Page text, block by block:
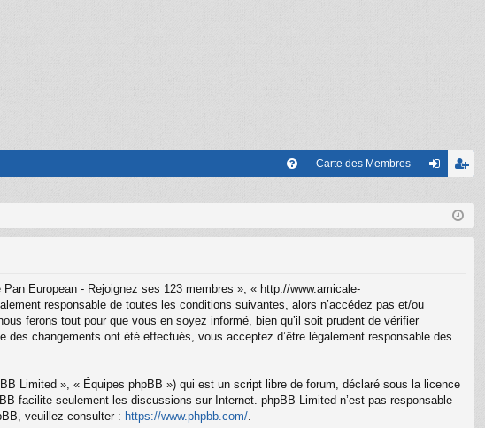
Carte des Membres
nr
European - Rejoignez ses 123 membres », « http://www.amicale-
responsable de toutes les conditions suivantes, alors n’accédez pas et/ou
ferons tout pour que vous en soyez informé, bien qu’il soit prudent de vérifier
changements ont été effectués, vous acceptez d’être légalement responsable des
Limited », « Équipes phpBB ») qui est un script libre de forum, déclaré sous la licence
facilite seulement les discussions sur Internet. phpBB Limited n’est pas responsable
veuillez consulter : https://www.phpbb.com/